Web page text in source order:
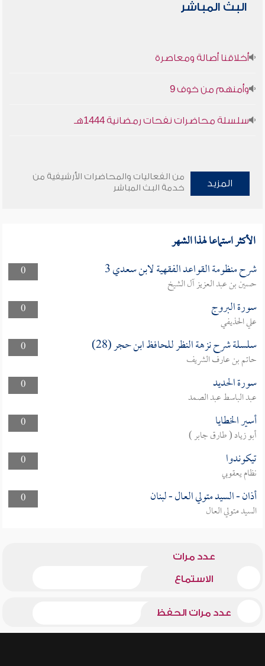
البث المباشر
أخلاقنا أصالة ومعاصرة
وأمنهم من خوف 9
سلسلة محاضرات نفحات رمضانية 1444هـ
المزيد
من الفعاليات والمحاضرات الأرشيفية من
خدمة البث المباشر
الأكثر استماعا لهذا الشهر
0 شرح منظومة القواعد الفقهية لابن سعدي 3
حسين بن عبد العزيز آل الشيخ
0
سورة البروج
علي الحذيفي
0
سلسلة شرح نزهة النظر للحافظ ابن حجر (28)
حاتم بن عارف الشريف
0
سورة الحديد
عبد الباسط عبد الصمد
0
أسير الخطايا
أبو زياد ( طارق جابر )
0
تيكوندوا
نظام يعقوبي
0
أذان - السيد متولي العال - لبنان
السيد متولي العال
عدد مرات
الاستماع
عدد مرات الحفظ